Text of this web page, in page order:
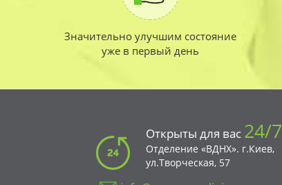
Значительно улучшим состояние
уже в первый день
Открыты для вас 24/7
Отделение «ВДНХ». г.Киев,
ул.Творческая, 57